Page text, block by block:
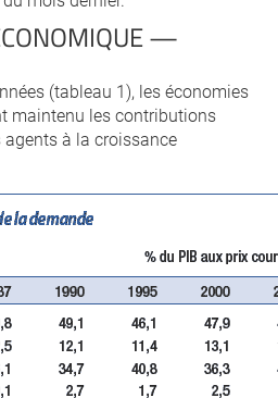
—
(tableau 1), les économies
maintenu les contributions
à la croissance